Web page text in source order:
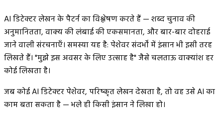
AI डिटेक्टर लेखन के पैटर्न का विश्लेषण करते हैं — शब्द चुनाव की
अनुमानितता, वाक्य की लंबाई की एकसमानता, और बार-बार दोहराई
जाने वाली संरचनाएँ। समस्या यह है: पेशेवर संदर्भों में इंसान भी इसी तरह
लिखते हैं। "मुझे इस अवसर के लिए उत्साह है" जैसे चलताऊ वाक्यांश हर
कोई लिखता है।
जब कोई AI डिटेक्टर पेशेवर, परिष्कृत लेखन देखता है, तो वह उसे AI का
काम बता सकता है — भले ही किसी इंसान ने लिखा हो।